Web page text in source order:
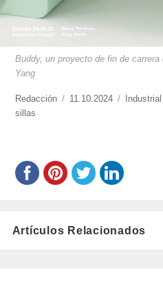
Buddy, un proyecto de fin de
Yang
https://www.experimenta.es/author/
Redacción
Publicado
11.10.2024 Industrial
sillas
Artículos Relacionados